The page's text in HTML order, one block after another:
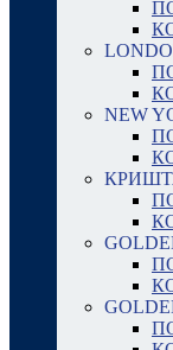
NEW